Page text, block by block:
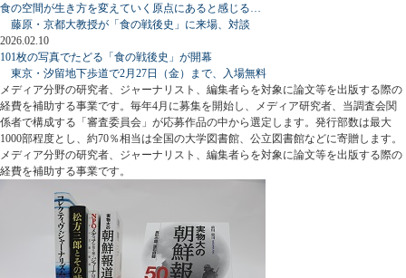
食の空間が生き方を変えていく原点にあると感じる…
藤原・京都大教授が「食の戦後史」に来場、対談
2026.02.10
101枚の写真でたどる「食の戦後史」が開幕
東京・汐留地下歩道で2月27日（金）まで、入場無料
メディア分野の研究者、ジャーナリスト、編集者らを対象に論文等を出版する際の
経費を補助する事業です。毎年4月に募集を開始し、メディア研究者、当調査会関
係者で構成する「審査委員会」が応募作品の中から選定します。発行部数は最大
1000部程度とし、約70％相当は全国の大学図書館、公立図書館などに寄贈します。
メディア分野の研究者、ジャーナリスト、編集者らを対象に論文等を出版する際の
経費を補助する事業です。